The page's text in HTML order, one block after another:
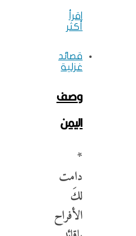
اقرأ
أكثر
قصائد
غزلية
وصف
اليمن
*
دامت
لكَ
الأفراح